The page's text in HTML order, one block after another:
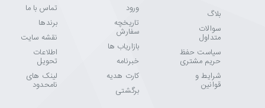
بلاگ
سوالات
متداول
سیاست حفظ
حریم مشتری
شرایط و
قوانین
ورود
تاریخچه
سفارش
بازاریاب ها
خبرنامه
کارت هدیه
برگشتی
تماس با ما
برندها
نقشه سایت
اطلاعات
تحویل
لینک های
نامحدود